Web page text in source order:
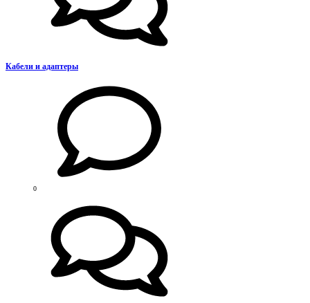
Кабели и адаптеры
0